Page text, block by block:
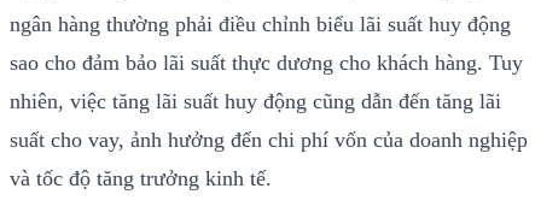
ngân hàng thường phải điều chỉnh biểu lãi suất huy động
sao cho đảm bảo lãi suất thực dương cho khách hàng. Tuy
nhiên, việc tăng lãi suất huy động cũng dẫn đến tăng lãi
suất cho vay, ảnh hưởng đến chi phí vốn của doanh nghiệp
và tốc độ tăng trưởng kinh tế.